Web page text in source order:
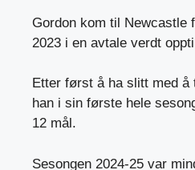
Gordon kom til Newcastle
2023 i en avtale verdt
Etter først å ha slitt med
han i sin første hele
12 mål.
Sesongen 2024-25 var